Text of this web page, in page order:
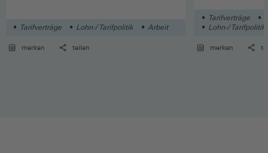
Tarifverträge Lohn-/ Tarifpolitik Arbeit
merken teilen
Tarifverträge
Lohn-/ Tarifpolitik
merken